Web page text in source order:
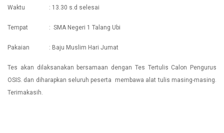
Waktu : 13.30 s.d selesai
Tempat : SMA Negeri 1 Talang Ubi
Pakaian : Baju Muslim Hari Jumat
Tes akan dilaksanakan bersamaan dengan Tes Tertulis Calon Pengurus
OSIS. dan diharapkan seluruh peserta membawa alat tulis masing-masing.
Terimakasih.